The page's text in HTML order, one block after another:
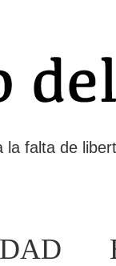
la falta de